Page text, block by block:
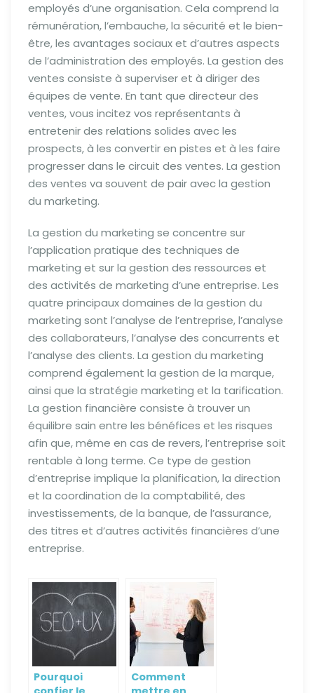
employés d’une organisation. Cela comprend la
rémunération, l’embauche, la sécurité et le bien-
être, les avantages sociaux et d’autres aspects
de l’administration des employés. La gestion des
ventes consiste à superviser et à diriger des
équipes de vente. En tant que directeur des
ventes, vous incitez vos représentants à
entretenir des relations solides avec les
prospects, à les convertir en pistes et à les faire
progresser dans le circuit des ventes. La gestion
des ventes va souvent de pair avec la gestion
du marketing.
La gestion du marketing se concentre sur
l’application pratique des techniques de
marketing et sur la gestion des ressources et
des activités de marketing d’une entreprise. Les
quatre principaux domaines de la gestion du
marketing sont l’analyse de l’entreprise, l’analyse
des collaborateurs, l’analyse des concurrents et
l’analyse des clients. La gestion du marketing
comprend également la gestion de la marque,
ainsi que la stratégie marketing et la tarification.
La gestion financière consiste à trouver un
équilibre sain entre les bénéfices et les risques
afin que, même en cas de revers, l’entreprise soit
rentable à long terme. Ce type de gestion
d’entreprise implique la planification, la direction
et la coordination de la comptabilité, des
investissements, de la banque, de l’assurance,
des titres et d’autres activités financières d’une
entreprise.
Pourquoi
Comment